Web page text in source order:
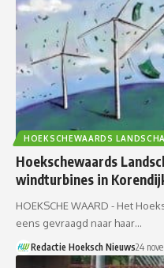
HOEKSCHEWAARDS
Hoekschewaards
windturbines in
HOEKSCHE WAARD - Het
eens gevraagd naar haar…
Redactie Hoeksch Nieuws24